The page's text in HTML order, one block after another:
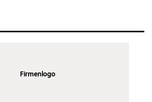
Firmenlogo